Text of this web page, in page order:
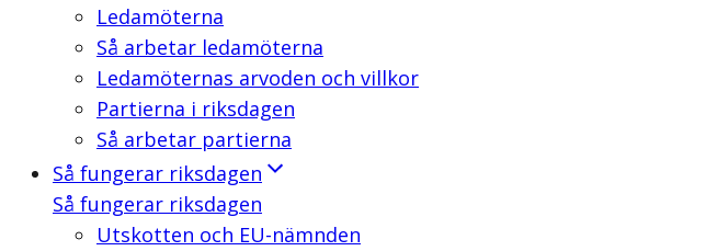
Ledamöterna
Så arbetar ledamöterna
Ledamöternas arvoden och villkor
Partierna i riksdagen
Så arbetar partierna
Så fungerar riksdagen
Så fungerar riksdagen
Utskotten och EU-nämnden